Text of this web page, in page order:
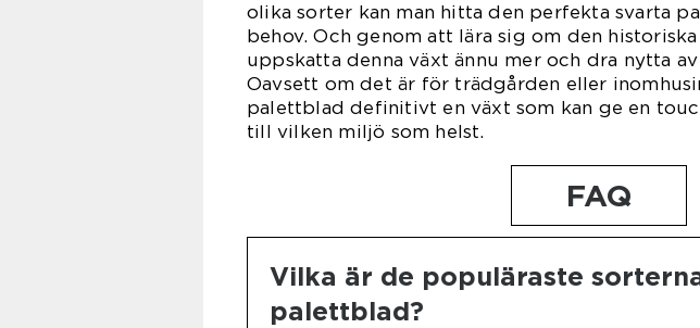
olika sorter kan man hitta den perfekta svarta
behov. Och genom att lära sig om den
uppskatta denna växt ännu mer och dra nytta
Oavsett om det är för trädgården eller
palettblad definitivt en växt som kan ge en
till vilken miljö som helst.
FAQ
Vilka är de populäraste
palettblad?